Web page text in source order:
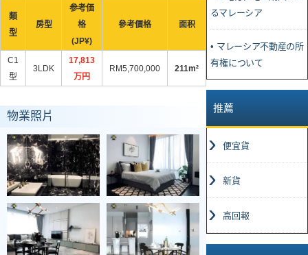
るマレーシア
• マレーシア不動産の所
有権について
推薦
便宜貨
新貨
高回報
類
型
房型
参考価
格
(JP¥)
參考價格 面积
C1
型
3LDK
17,813
万円
RM5,700,000 211m²
物業照片